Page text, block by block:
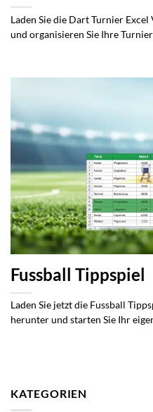
Laden Sie die Dart Turnier
und organisieren Sie Ihre
Fussball Tippspiel
Laden Sie jetzt die Fussball
herunter und starten Sie Ihr
KATEGORIEN